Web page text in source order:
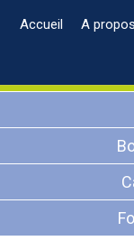
Accueil A propos